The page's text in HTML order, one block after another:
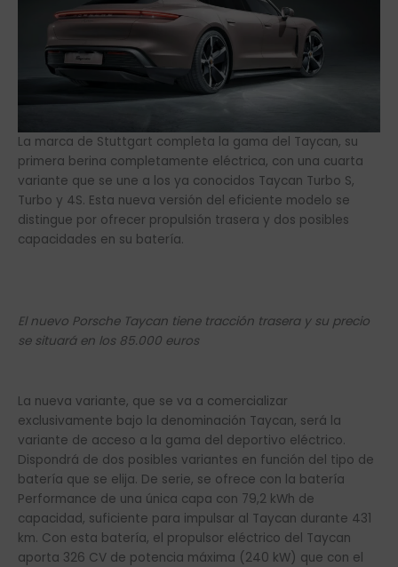
La marca de Stuttgart completa la gama del Taycan, su
primera berina completamente eléctrica, con una cuarta
variante que se une a los ya conocidos Taycan Turbo S,
Turbo y 4S. Esta nueva versión del eficiente modelo se
distingue por ofrecer propulsión trasera y dos posibles
capacidades en su batería.
El nuevo Porsche Taycan tiene tracción trasera y su precio
se situará en los 85.000 euros
La nueva variante, que se va a comercializar
exclusivamente bajo la denominación Taycan, será la
variante de acceso a la gama del deportivo eléctrico.
Dispondrá de dos posibles variantes en función del tipo de
batería que se elija. De serie, se ofrece con la batería
Performance de una única capa con 79,2 kWh de
capacidad, suficiente para impulsar al Taycan durante 431
km. Con esta batería, el propulsor eléctrico del Taycan
aporta 326 CV de potencia máxima (240 kW) que con el